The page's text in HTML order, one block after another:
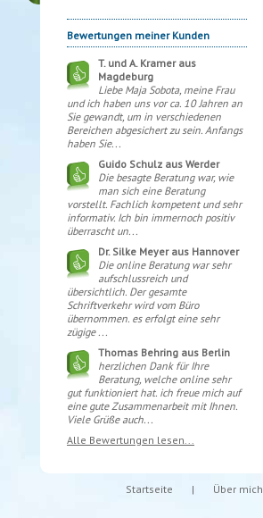
Bewertungen meiner Kunden
T. und A. Kramer aus
Magdeburg
Liebe Maja Sobota, meine Frau
und ich haben uns vor ca. 10 Jahren an
Sie gewandt, um in verschiedenen
Bereichen abgesichert zu sein. Anfangs
haben Sie...
Guido Schulz aus Werder
Die besagte Beratung war, wie
man sich eine Beratung
vorstellt. Fachlich kompetent und sehr
informativ. Ich bin immernoch positiv
überrascht un...
Dr. Silke Meyer aus Hannover
Die online Beratung war sehr
aufschlussreich und
übersichtlich. Der gesamte
Schriftverkehr wird vom Büro
übernommen. es erfolgt eine sehr
zügige ...
Thomas Behring aus Berlin
herzlichen Dank für Ihre
Beratung, welche online sehr
gut funktioniert hat. ich freue mich auf
eine gute Zusammenarbeit mit Ihnen.
Viele Grüße auch...
Alle Bewertungen lesen...
Startseite | Über mich